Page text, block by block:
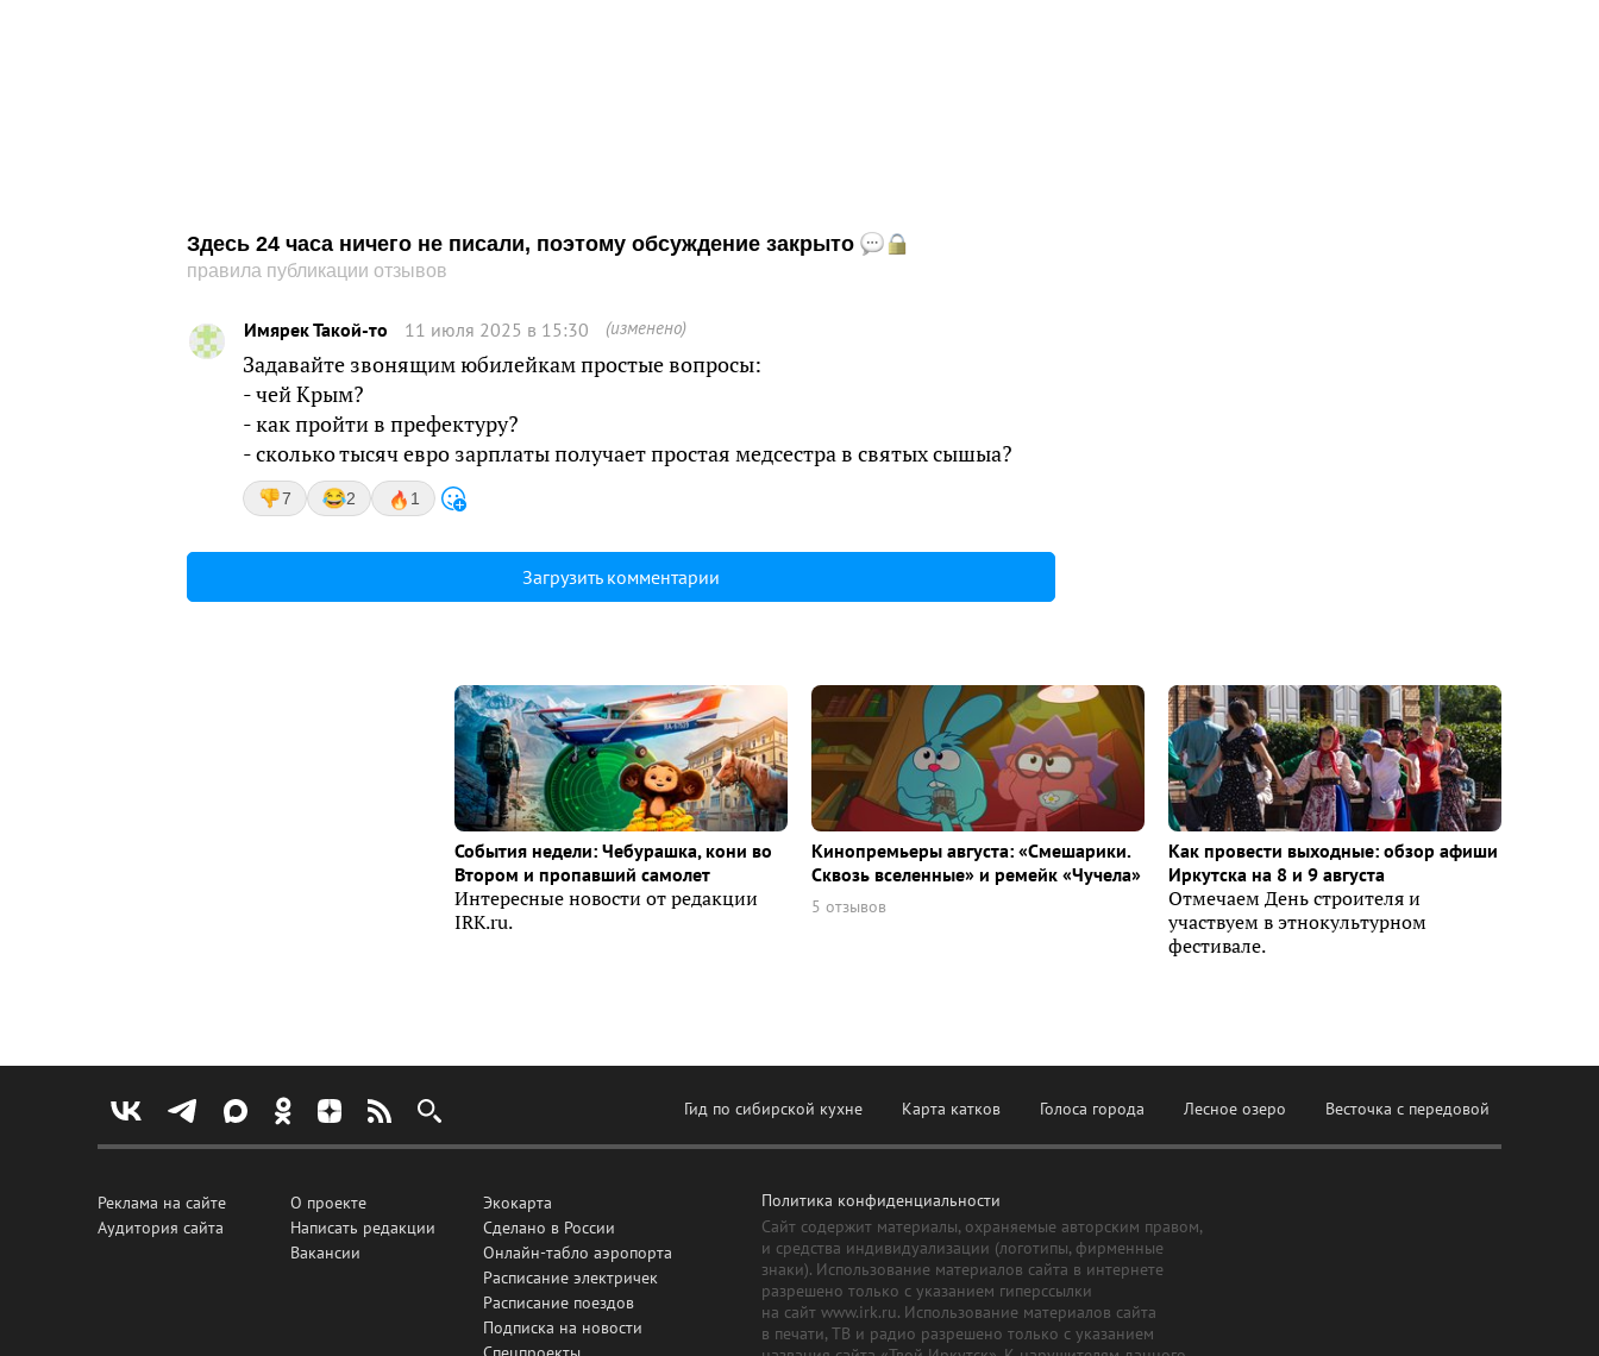
Здесь 24 часа ничего не писали, поэтому обсуждение закрыто
правила публикации отзывов
Имярек Такой-то 11 июля 2025 в 15:30 (изменено)
Задавайте звонящим юбилейкам простые вопросы:
- чей Крым?
- как пройти в префектуру?
- сколько тысяч евро зарплаты получает простая медсестра в святых сышыа?
7 2 1
Загрузить комментарии
События недели: Чебурашка, кони во
Втором и пропавший самолет
Интересные новости от редакции
IRK.ru.
Кинопремьеры августа: «Смешарики.
Сквозь вселенные» и ремейк «Чучела»
5 отзывов
Как провести выходные: обзор афиши
Иркутска на 8 и 9 августа
Отмечаем День строителя и
участвуем в этнокультурном
фестивале.
Гид по сибирской кухне Карта катков Голоса города Лесное озеро Весточка с передовой
Реклама на сайте
Аудитория сайта
О проекте
Написать редакции
Вакансии
Экокарта
Сделано в России
Онлайн-табло аэропорта
Расписание электричек
Расписание поездов
Подписка на новости
Политика конфиденциальности
Сайт содержит материалы, охраняемые авторским правом,
и средства индивидуализации (логотипы, фирменные
знаки). Использование материалов сайта в интернете
разрешено только с указанием гиперссылки
на сайт www.irk.ru. Использование материалов сайта
в печати, ТВ и радио разрешено только с указанием